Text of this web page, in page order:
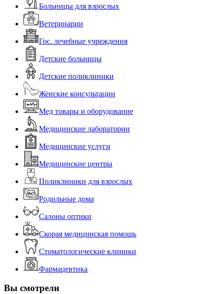
Больницы для взрослых
Ветеринарии
Гос. лечебные учреждения
Детские больницы
Детские поликлиники
Женские консультации
Мед товары и оборудование
Медицинские лаборатории
Медицинские услуги
Медицинские центры
Поликлиники для взрослых
Родильные дома
Салоны оптики
Скорая медицинская помощь
Стоматологические клиники
Фармацевтика
Вы смотрели